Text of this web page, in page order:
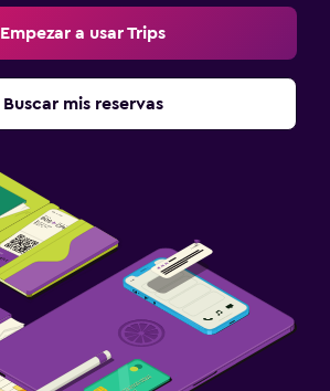
Empezar a usar Trips
Buscar mis reservas